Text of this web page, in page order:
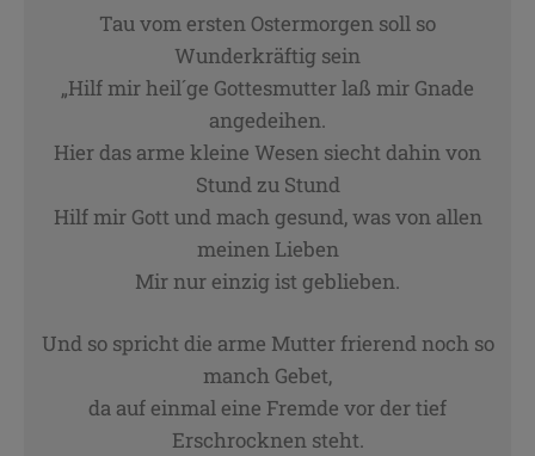
Tau vom ersten Ostermorgen soll so
Wunderkräftig sein
„Hilf mir heil´ge Gottesmutter laß mir Gnade
angedeihen.
Hier das arme kleine Wesen siecht dahin von
Stund zu Stund
Hilf mir Gott und mach gesund, was von allen
meinen Lieben
Mir nur einzig ist geblieben.
Und so spricht die arme Mutter frierend noch so
manch Gebet,
da auf einmal eine Fremde vor der tief
Erschrocknen steht.
Name
Keine
wetter2.com
Zweck
Cookies die eventuell bei der Verwendung
von Google Maps gesetzt werden
Cookie Name